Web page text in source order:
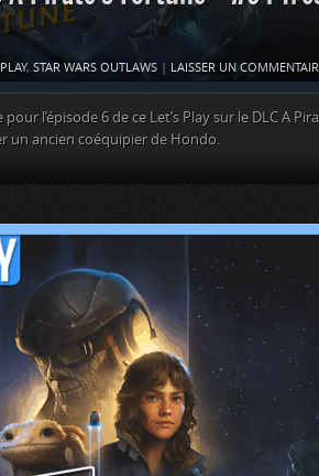
, STAR WARS OUTLAWS | LAISSER UN
l’épisode 6 de ce Let’s Play sur le DLC A
un ancien coéquipier de Hondo.